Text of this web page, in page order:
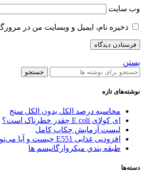
وب‌ سایت
ذخیره نام، ایمیل و وبسایت من در
بستن
جستجو
نوشته‌های تازه
محاسبه درصد الکل بدون الکل سنج
ای کولای E coli چقدر خطرناک است؟
لیست آزمایش چکاپ کامل
افزودنی غذایی E551 چیست و آیا می‌تواند بیماری سلیاک را تشدید کند؟
طبقه بندي میکروارگانیسم ها
دسته‌ها